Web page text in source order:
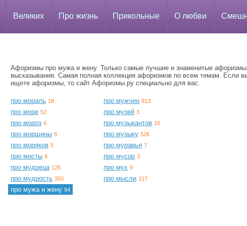
Великих Про жизнь Прикольные О любви
Афоризмы про мужа и жену. Только самые лучшие и знаменитые
высказывания. Самая полная коллекция афоризмов по всем темам. Если
ищете афоризмы, то сайт Афоризмы.ру специально для вас.
про мораль 18
про море 52
про мороз 6
про морщины 8
про моряков 5
про мосты 8
про мудреца 125
про мудрость 350
про мужа и жену 94
про мужчин 813
про музей 3
про музыкантов 15
про музыку 526
про муравья 7
про мусор 3
про мух 9
про мысли 217